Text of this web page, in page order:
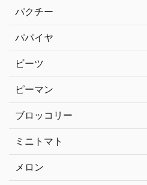
パクチー
パパイヤ
ビーツ
ピーマン
ブロッコリー
ミニトマト
メロン